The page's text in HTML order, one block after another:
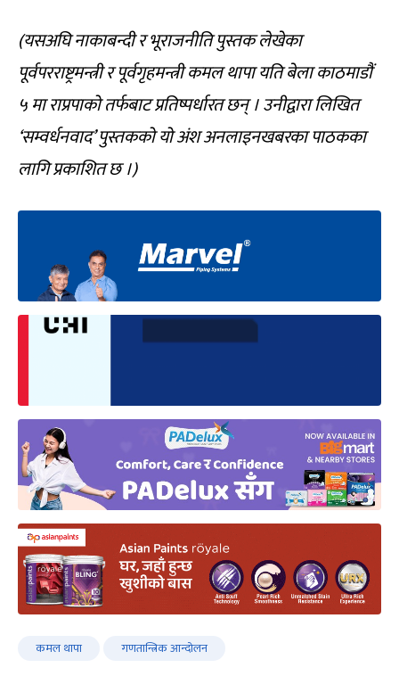
(यसअघि नाकाबन्दी र भूराजनीति पुस्तक लेखेका
पूर्वपरराष्ट्रमन्त्री र पूर्वगृहमन्त्री कमल थापा यति बेला काठमाडौं
५ मा राप्रपाको तर्फबाट प्रतिष्पर्धारत छन् । उनीद्वारा लिखित
‘सम्वर्धनवाद’ पुस्तकको यो अंश अनलाइनखबरका पाठकका
लागि प्रकाशित छ ।)
कमल थापा गणतान्त्रिक आन्दोलन